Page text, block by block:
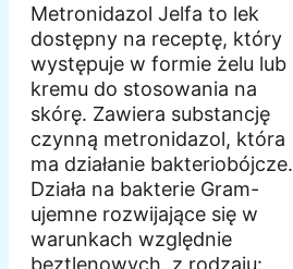
Metronidazol Jelfa to lek
dostępny na receptę, który
występuje w formie żelu lub
kremu do stosowania na
skórę. Zawiera substancję
czynną metronidazol, która
ma działanie bakteriobójcze.
Działa na bakterie Gram-
ujemne rozwijające się w
warunkach względnie
beztlenowych, z rodzaju: